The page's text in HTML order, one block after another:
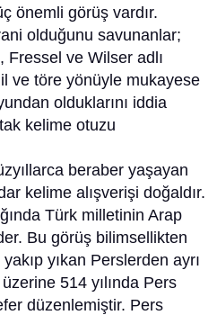
önemli görüş vardır.
olduğunu savunanlar;
ve Wilser adlı
ve töre yönüyle mukayese
olduklarını iddia
kelime otuzu
beraber yaşayan
kelime alışverişi doğaldır.
Türk milletinin Arap
Bu görüş bilimsellikten
yıkan Perslerden ayrı
514 yılında Pers
düzenlemiştir. Pers